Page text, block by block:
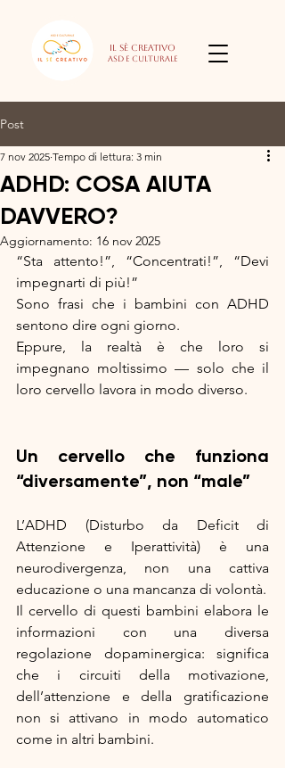
Il Sè Creativo
Asd e culturale
Post
ADHD: COSA AIUTA
DAVVERO?
7 nov 2025 Tempo di lettura: 3 min
Aggiornamento: 16 nov 2025
“Sta attento!”, “Concentrati!”, “Devi
impegnarti di più!”
Sono frasi che i bambini con ADHD
sentono dire ogni giorno.
Eppure, la realtà è che loro si
impegnano moltissimo — solo che il
loro cervello lavora in modo diverso.
Un cervello che funziona
“diversamente”, non “male”
L’ADHD (Disturbo da Deficit di
Attenzione e Iperattività) è una
neurodivergenza, non una cattiva
educazione o una mancanza di volontà.
Il cervello di questi bambini elabora le
informazioni con una diversa
regolazione dopaminergica: significa
che i circuiti della motivazione,
dell’attenzione e della gratificazione
non si attivano in modo automatico
come in altri bambini.